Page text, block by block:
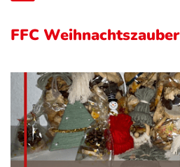
FFC Weihnachtszauber